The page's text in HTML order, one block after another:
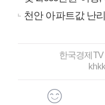
천안 아파트값 난
한국경제